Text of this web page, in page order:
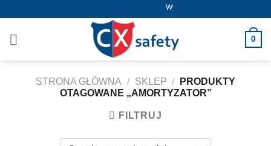
content
Wysyłka już od 5,50zł !
0
STRONA GŁÓWNA / SKLEP /
PRODUKTY
OTAGOWANE „AMORTYZATOR”
FILTRUJ